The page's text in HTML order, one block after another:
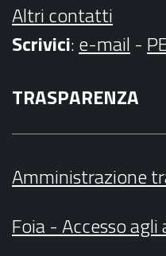
Altri contatti
Scrivici:e-mail -
TRASPARENZA
Amministrazione
Foia - Accesso